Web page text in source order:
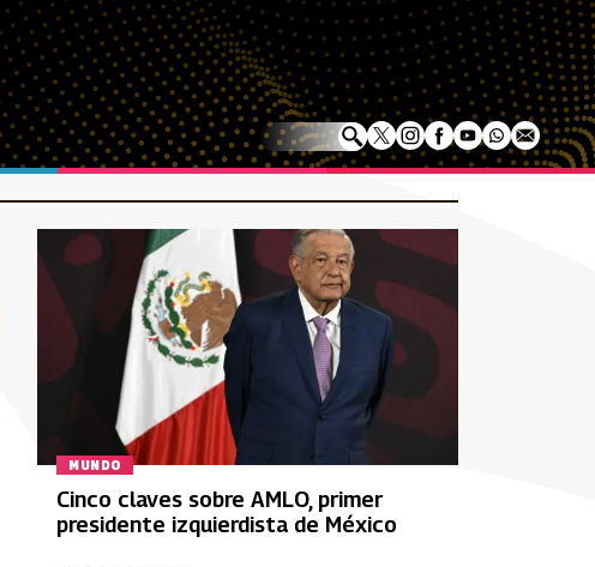
MUNDO
Cinco claves sobre AMLO, primer
presidente izquierdista de México